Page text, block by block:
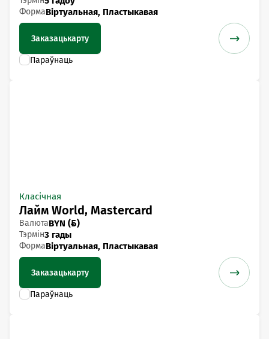
ФормаВіртуальная, Пластыкавая
Заказацькарту
Класічная
Лайм World, Mastercard
ВалютаBYN ()
Тэрмін3 гады
ФормаВіртуальная, Пластыкавая
Заказацькарту